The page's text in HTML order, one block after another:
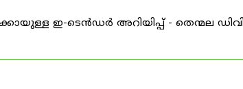
ഇ-ടെൻഡർ അറിയിപ്പ് - തെന്മല